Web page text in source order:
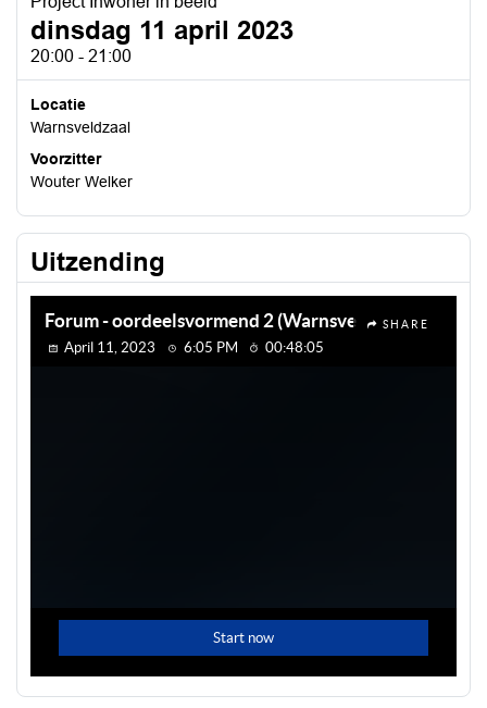
dinsdag 11 april 2023
20:00 - 21:00
Locatie
Warnsveldzaal
Voorzitter
Wouter Welker
Uitzending